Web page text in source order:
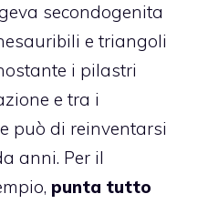
secondogenita
e triangoli
i pilastri
e tra i
può di reinventarsi
anni. Per il
punta tutto